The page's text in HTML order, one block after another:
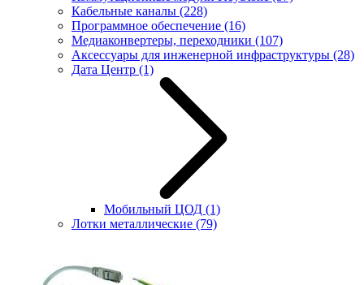
Кабельные каналы (228)
Программное обеспечение (16)
Медиаконвертеры, переходники (107)
Аксессуары для инженерной инфраструктуры (28)
Дата Центр (1)
Мобильный ЦОД (1)
Лотки металлические (79)